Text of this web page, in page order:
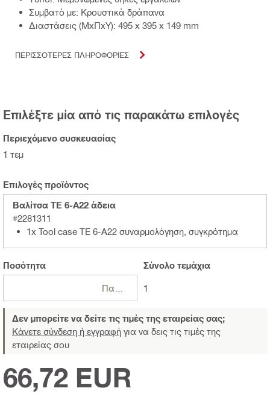
Συμβατό με: Κρουστικά δράπανα
Διαστάσεις (ΜxΠxΥ): 495 x 395 x 149 mm
ΠΕΡΙΣΣΟΤΕΡΕΣ ΠΛΗΡΟΦΟΡΙΕΣ
Επιλέξτε μία από τις παρακάτω επιλογές
Περιεχόμενο συσκευασίας
1 τεμ
Επιλογές προϊόντος
Βαλίτσα TE 6-A22 άδεια
#2281311
1x Tool case TE 6-A22 συναρμολόγηση, συγκρότημα
Ποσότητα Σύνολοτεμάχια
1
Δεν μπορείτε να δείτε τις τιμές της εταιρείας σας;
Κάνετε σύνδεση ή εγγραφή για να δεις τις τιμές της
εταιρείας σου
66,72 EUR